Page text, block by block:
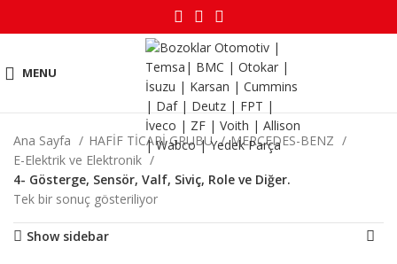
MENU
Ana Sayfa HAFİF TİCARİ GRUBU
MERCEDES-BENZ
E-Elektrik ve Elektronik
4- Gösterge, Sensör, Valf, Siviç, Role ve Diğer.
Tek bir sonuç gösteriliyor
Show sidebar